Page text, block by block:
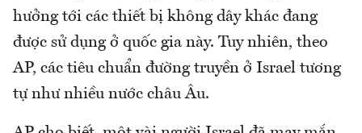
hưởng tới các thiết bị không dây khác đang
được sử dụng ở quốc gia này. Tuy nhiên, theo
AP, các tiêu chuẩn đường truyền ở Israel tương
tự như nhiều nước châu Âu.